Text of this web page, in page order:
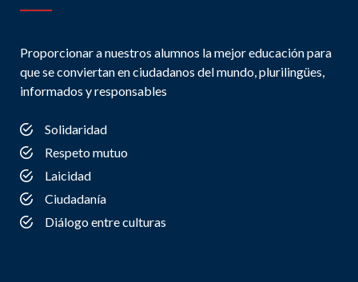
Proporcionar a nuestros alumnos la mejor educación para
que se conviertan en ciudadanos del mundo, plurilingües,
informados y responsables
Solidaridad
Respeto mutuo
Laicidad
Ciudadanía
Diálogo entre culturas